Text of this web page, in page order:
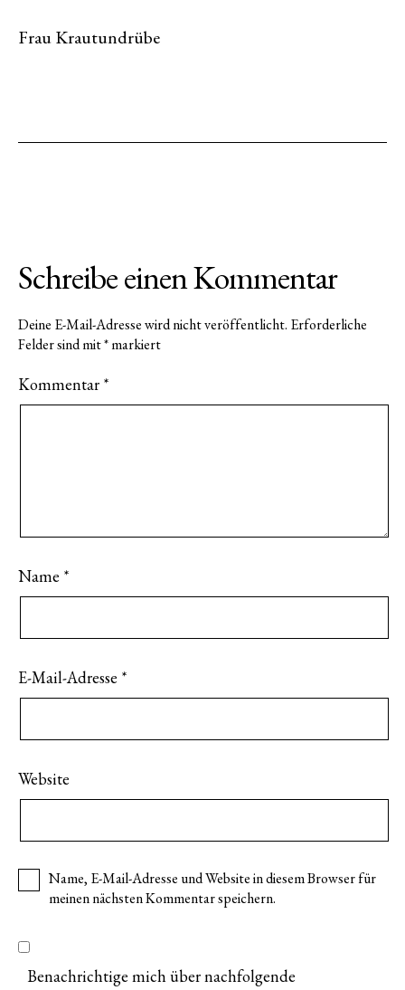
Frau Krautundrübe
Schreibe einen Kommentar
Deine E-Mail-Adresse wird nicht veröffentlicht. Erforderliche
Felder sind mit*markiert
Kommentar *
Name *
E-Mail-Adresse *
Website
Name, E-Mail-Adresse und Website in diesem Browser für
meinen nächsten Kommentar speichern.
Benachrichtige mich über nachfolgende